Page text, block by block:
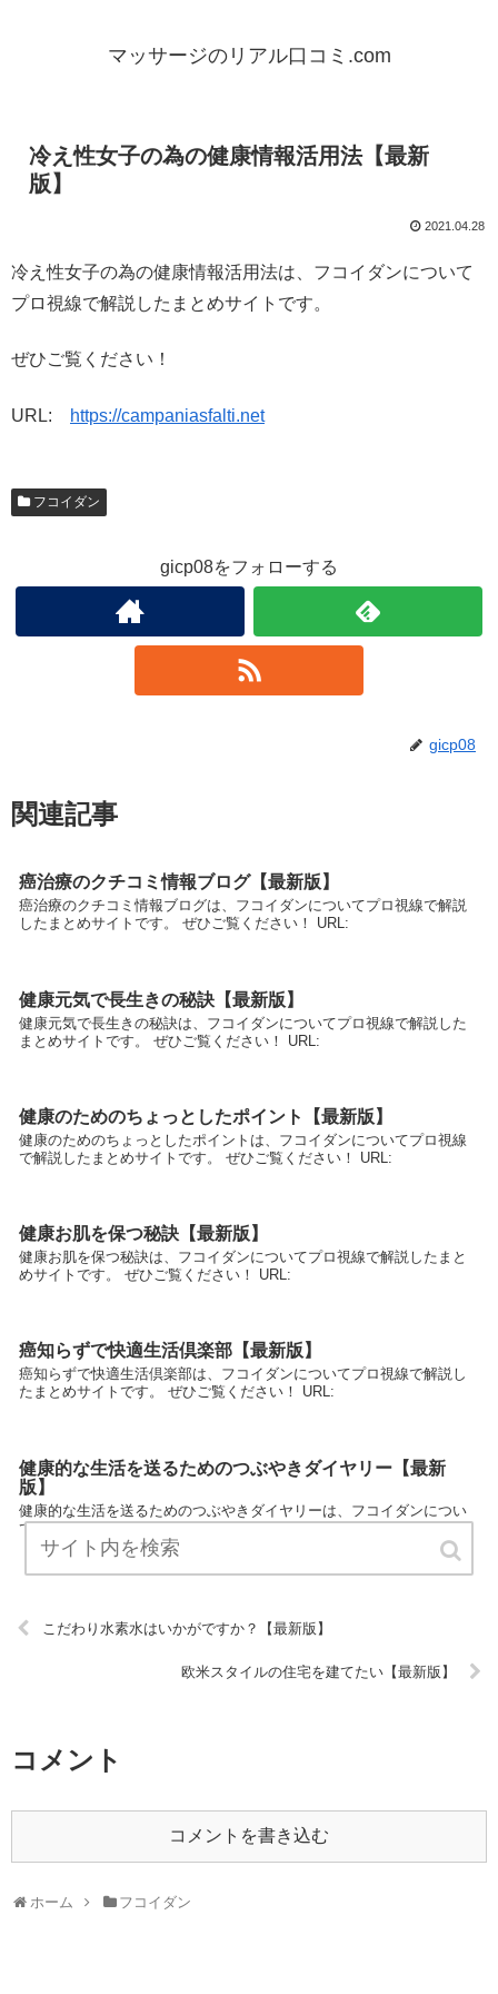
マッサージのリアル口コミ.com
冷え性女子の為の健康情報活用法【最新
版】
2021.04.28
冷え性女子の為の健康情報活用法は、フコイダンについて
プロ視線で解説したまとめサイトです。
ぜひご覧ください！
URL: https://campaniasfalti.net
フコイダン
gicp08をフォローする
gicp08
関連記事
癌治療のクチコミ情報ブログ【最新版】
癌治療のクチコミ情報ブログは、フコイダンについてプロ視線で解説
したまとめサイトです。 ぜひご覧ください！ URL:
健康元気で長生きの秘訣【最新版】
健康元気で長生きの秘訣は、フコイダンについてプロ視線で解説した
まとめサイトです。 ぜひご覧ください！ URL:
健康のためのちょっとしたポイント【最新版】
健康のためのちょっとしたポイントは、フコイダンについてプロ視線
で解説したまとめサイトです。 ぜひご覧ください！ URL:
健康お肌を保つ秘訣【最新版】
健康お肌を保つ秘訣は、フコイダンについてプロ視線で解説したまと
めサイトです。 ぜひご覧ください！ URL:
癌知らずで快適生活倶楽部【最新版】
癌知らずで快適生活倶楽部は、フコイダンについてプロ視線で解説し
たまとめサイトです。 ぜひご覧ください！ URL:
健康的な生活を送るためのつぶやきダイヤリー【最新
版】
健康的な生活を送るためのつぶやきダイヤリーは、フコイダンについ
てプロ視線で解説したまとめサイトです。 ぜひご覧ください！ URL:
こだわり水素水はいかがですか？【最新版】
欧米スタイルの住宅を建てたい【最新版】
コメント
コメントを書き込む
ホーム フコイダン